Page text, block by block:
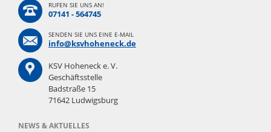
RUFEN SIE UNS AN!
07141 - 564745
SENDEN SIE UNS EINE E-MAIL
info@ksvhoheneck.de
KSV Hoheneck e. V.
Geschäftsstelle
Badstraße 15
71642 Ludwigsburg
NEWS & AKTUELLES